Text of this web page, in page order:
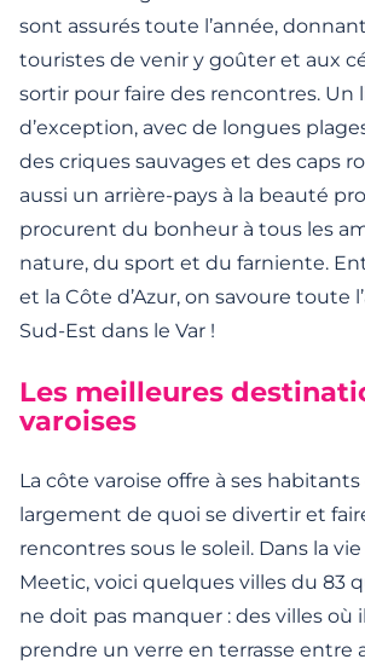
sont assurés toute l’année,
touristes de venir y goûter et aux
sortir pour faire des rencontres. Un
d’exception, avec de longues
des criques sauvages et des caps
aussi un arrière-pays à la beauté
procurent du bonheur à tous les
nature, du sport et du farniente.
et la Côte d’Azur, on savoure toute
Sud-Est dans le Var !
Les meilleures
varoises
La côte varoise offre à ses
largement de quoi se divertir et
rencontres sous le soleil. Dans la
Meetic, voici quelques villes du 83
ne doit pas manquer : des villes où
prendre un verre en terrasse entre